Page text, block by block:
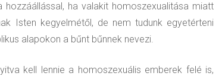
ha valakit homoszexualitása miatt
Isten kegyelmétől, de nem tudunk egyetérteni
alapokon a bűnt bűnnek nevezi.
kell lennie a homoszexuális emberek felé is,